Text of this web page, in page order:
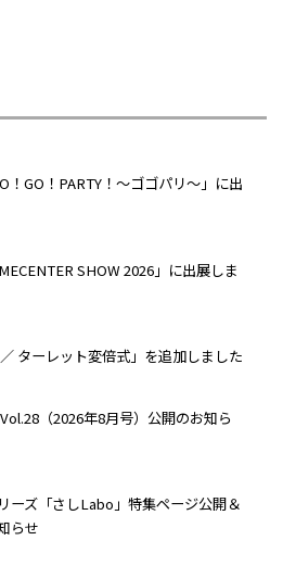
！GO！PARTY！～ゴゴパリ～」に出
SHOW 2026」に出展しま
ターレット変倍式」を追加しました
（2026年8月号）公開のお知ら
ーズ「さしLabo」特集ページ公開＆
らせ